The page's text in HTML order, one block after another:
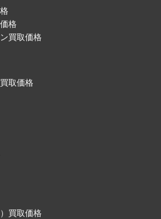
格
買取価格
取価格
買取価格